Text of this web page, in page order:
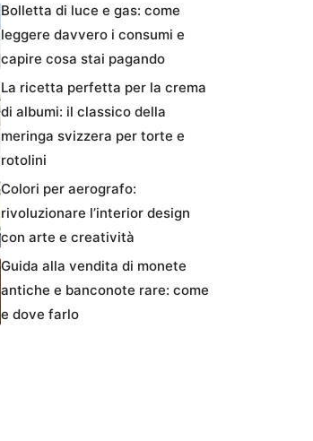
Bolletta di luce e gas: come
leggere davvero i consumi e
capire cosa stai pagando
La ricetta perfetta per la crema
di albumi: il classico della
meringa svizzera per torte e
rotolini
Colori per aerografo:
rivoluzionare l’interior design
con arte e creatività
Guida alla vendita di monete
antiche e banconote rare: come
e dove farlo